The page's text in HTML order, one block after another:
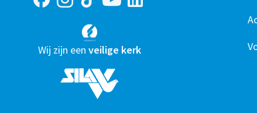
Wij zijn een veilige kerk